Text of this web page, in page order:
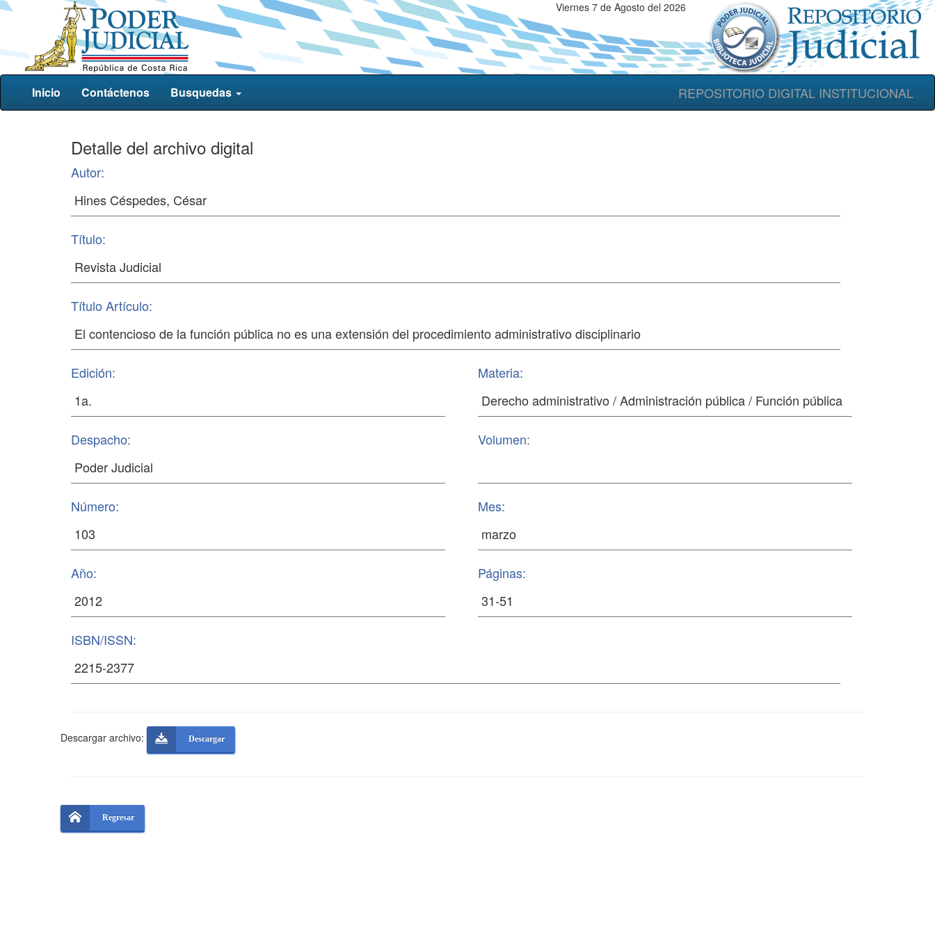
Viernes 7 de Agosto del 2026
REPOSITORIO DIGITAL INSTITUCIONAL
Inicio Contáctenos Busquedas
Detalle del archivo digital
Autor:
Título:
Título Artículo:
Edición: Materia:
Despacho: Volumen:
Número: Mes:
Año: Páginas:
ISBN/ISSN:
Descargar archivo: Descargar
Regresar